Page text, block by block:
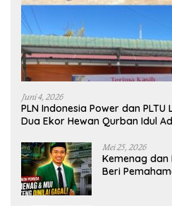
Juni 4, 2026
PLN Indonesia Power dan
Dua Ekor Hewan Qurban Idul
Mei 25, 2026
Kemenag dan
Beri